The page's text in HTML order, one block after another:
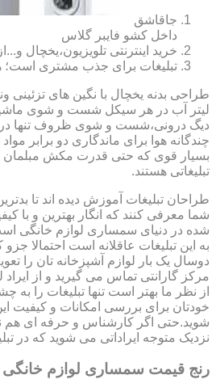
جاقاشق
داخل کشو فایبر گلاس
خرید اینترنتی تلویزیون،یخچال
تبلیغات برای جذب مشتری است؛
طراحی بدنه یخچال با نگین های
لیتر آب در هر سیکل شست و شوی ماشین
چندگانه هوا برای ماندگاری دو برابر
بسیار قوی که حتی قدرت مکش مبلمان
تبلیغاتی هستند.
طراحان تبلیغات آموزش دیده اند تا
شما معرفی کنند که انگار بهترین و با
شده در دنیای سمساری لوازم خانگی
به این تبلیغات عاقلانه است احتمالا
دوسال یک بار لوازم آشپزخانه تان را
مرکز گارانتی تماس می گیرید و از ایراد
از نظر ما بهتر است تنها تبلیغات را به
خودتان برای بررسی امکانات و کیفیت
شوید.حتی اگر کارشناس و حرفه ای هم
نزدیک متوجه ایراداتی می شوید که در
رنج قیمت سمساری لوازم خانگی